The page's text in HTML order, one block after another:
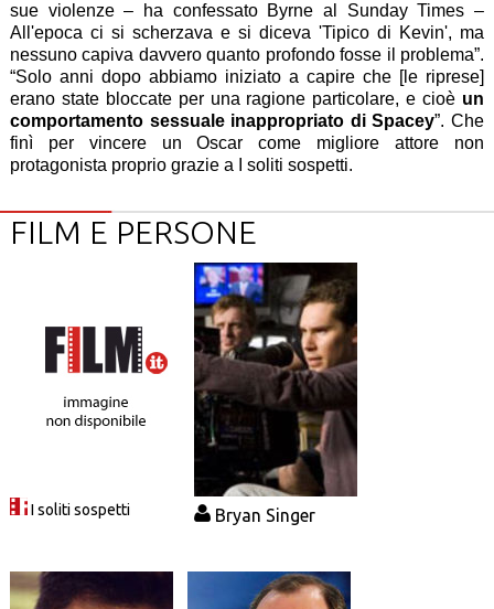
sue violenze – ha confessato Byrne al Sunday Times –
All'epoca ci si scherzava e si diceva 'Tipico di Kevin', ma
nessuno capiva davvero quanto profondo fosse il problema”.
“Solo anni dopo abbiamo iniziato a capire che [le riprese]
erano state bloccate per una ragione particolare, e cioè un
comportamento sessuale inappropriato di Spacey”. Che
finì per vincere un Oscar come migliore attore non
protagonista proprio grazie a I soliti sospetti.
FILM E PERSONE
I soliti sospetti Bryan Singer